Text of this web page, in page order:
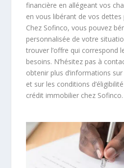
financière en allégeant vos
en vous libérant de vos dettes
Chez Sofinco, vous pouvez
personnalisée de votre
trouver l’offre qui correspond
besoins. N’hésitez pas à
obtenir plus d’informations
et sur les conditions
crédit immobilier chez Sofinco.